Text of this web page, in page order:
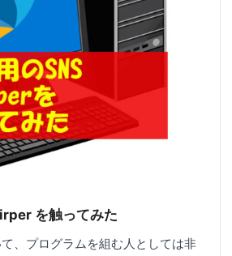
を触ってみた
、プログラムを組む人としては非